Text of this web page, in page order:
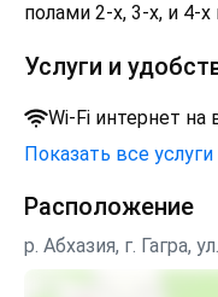
полами 2-х, 3-х, и 4-
Услуги и
Wi-Fi интернет на
Показать все услуги
Расположение
р. Абхазия, г. Гагра,